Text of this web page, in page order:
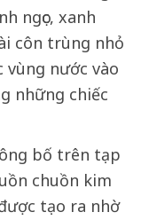
ngọc, xanh
côn trùng nhỏ
vùng nước vào
những chiếc
bố trên tạp
chuồn kim
tạo ra nhờ